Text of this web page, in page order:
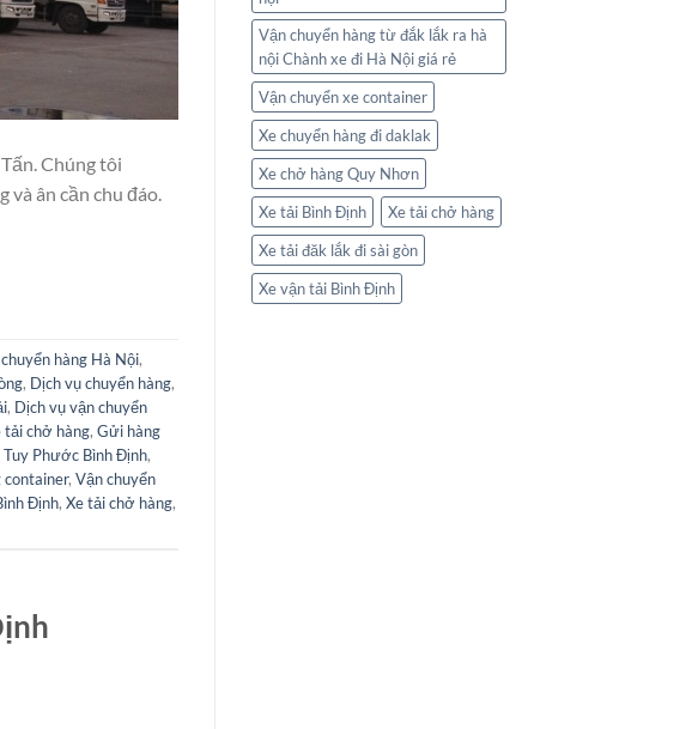
Chúng tôi
và ân cần chu đáo.
hàng Hà Nội,
, Dịch vụ chuyển hàng,
, Dịch vụ vận chuyển
tải chở hàng, Gửi hàng
Tuy Phước Bình Định,
container, Vận chuyển
Định, Xe tải chở hàng,
Vận chuyển hàng từ đắk lắk ra hà
nội Chành xe đi Hà Nội giá rẻ
Vận chuyển xe container
Xe chuyển hàng đi daklak
Xe chở hàng Quy Nhơn
Xe tải Bình Định
Xe tải chở hàng
Xe tải đăk lắk đi sài gòn
Xe vận tải Bình Định